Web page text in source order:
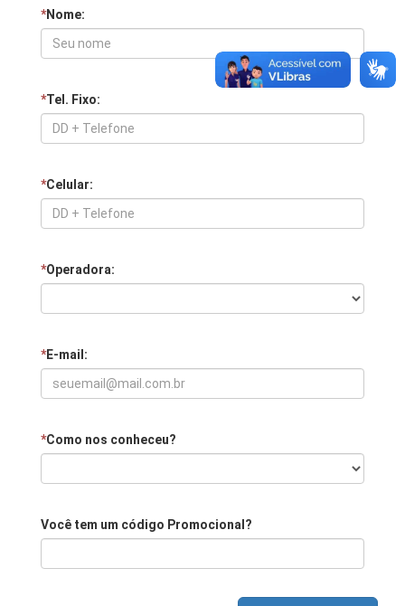
*Nome:
*Tel. Fixo:
*Celular:
*Operadora:
*E-mail:
*Como nos conheceu?
Você tem um código Promocional?